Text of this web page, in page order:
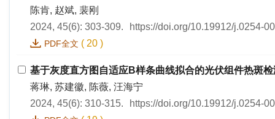
陈肯, 赵斌, 裴刚
2024, 45(6): 303-309.
https://doi.org/10.19912/j.0254-
PDF全文 ( 20 )
基于灰度直方图自适应B样条曲线拟合的光伏组件热斑
蒋琳, 苏建徽, 陈薇, 汪海宁
2024, 45(6): 310-315.
https://doi.org/10.19912/j.0254-